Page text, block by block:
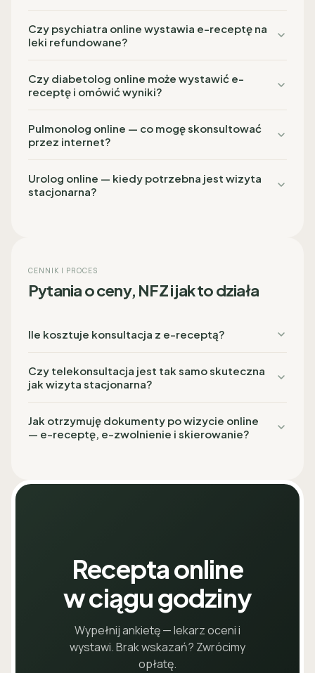
Czy psychiatra online wystawia e-receptę na
leki refundowane?
Czy diabetolog online może wystawić e-
receptę i omówić wyniki?
Pulmonolog online — co mogę skonsultować
przez internet?
Urolog online — kiedy potrzebna jest wizyta
stacjonarna?
CENNIK I PROCES
Pytania o ceny, NFZ i jak to działa
Ile kosztuje konsultacja z e-receptą?
Czy telekonsultacja jest tak samo skuteczna
jak wizyta stacjonarna?
Jak otrzymuję dokumenty po wizycie online
— e-receptę, e-zwolnienie i skierowanie?
Recepta online
w ciągu godziny
Wypełnij ankietę — lekarz oceni i
wystawi. Brak wskazań? Zwrócimy
opłatę.